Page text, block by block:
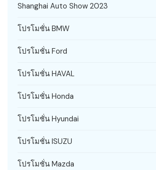
Shanghai Auto Show 2023
โปรโมชั่น BMW
โปรโมชั่น Ford
โปรโมชั่น HAVAL
โปรโมชั่น Honda
โปรโมชั่น Hyundai
โปรโมชั่น ISUZU
โปรโมชั่น Mazda